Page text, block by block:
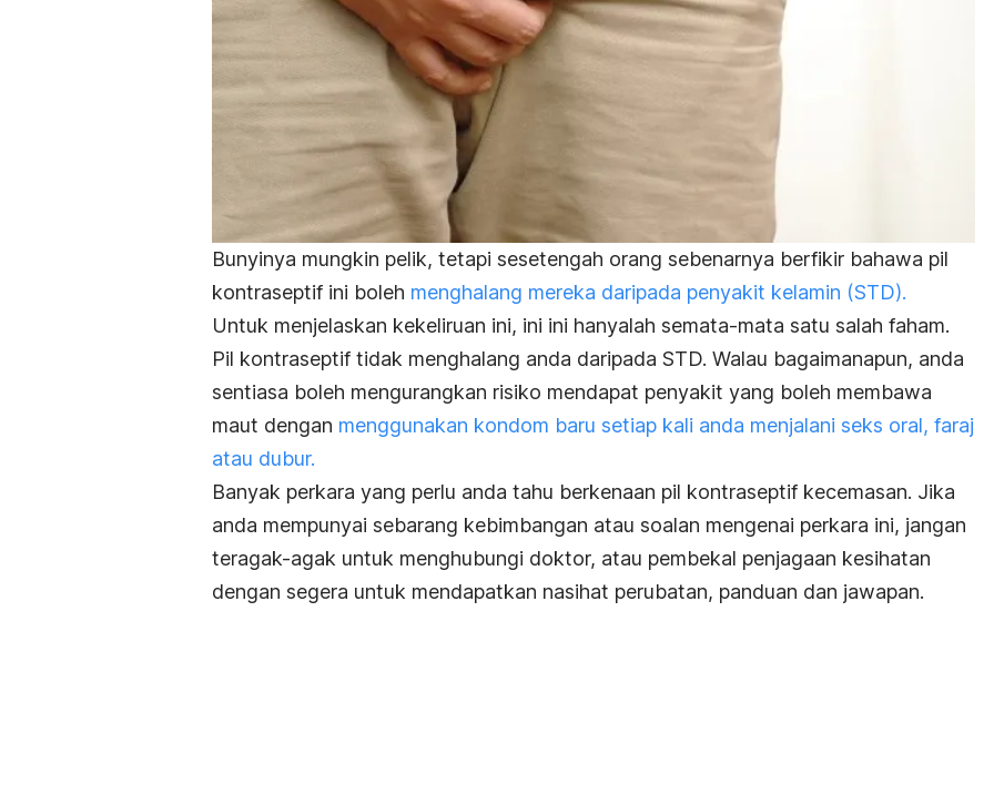
Bunyinya mungkin pelik, tetapi sesetengah orang sebenarnya berfikir bahawa pil
kontraseptif ini boleh menghalang mereka daripada penyakit kelamin (STD).
Untuk menjelaskan kekeliruan ini, ini ini hanyalah semata-mata satu salah faham.
Pil kontraseptif tidak menghalang anda daripada STD. Walau bagaimanapun, anda
sentiasa boleh mengurangkan risiko mendapat penyakit yang boleh membawa
maut dengan menggunakan kondom baru setiap kali anda menjalani seks oral, faraj
atau dubur.
Banyak perkara yang perlu anda tahu berkenaan pil kontraseptif kecemasan. Jika
anda mempunyai sebarang kebimbangan atau soalan mengenai perkara ini, jangan
teragak-agak untuk menghubungi doktor, atau pembekal penjagaan kesihatan
dengan segera untuk mendapatkan nasihat perubatan, panduan dan jawapan.